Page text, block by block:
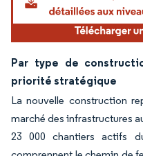
Par type de
priorité stratégique
La nouvelle construction
marché des infrastructures
23 000 chantiers actifs